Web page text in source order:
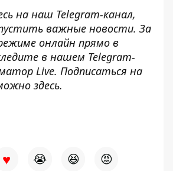
на наш Telegram-канал,
важные новости. За
онлайн прямо в
в нашем Telegram-
Live. Подписаться на
здесь.
♥ 😭 😆 😡